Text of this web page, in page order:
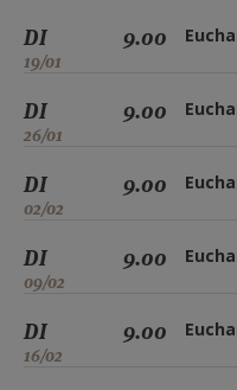
DI
19/01
9.00
DI
26/01
9.00
DI
02/02
9.00
DI
09/02
9.00
DI
16/02
9.00